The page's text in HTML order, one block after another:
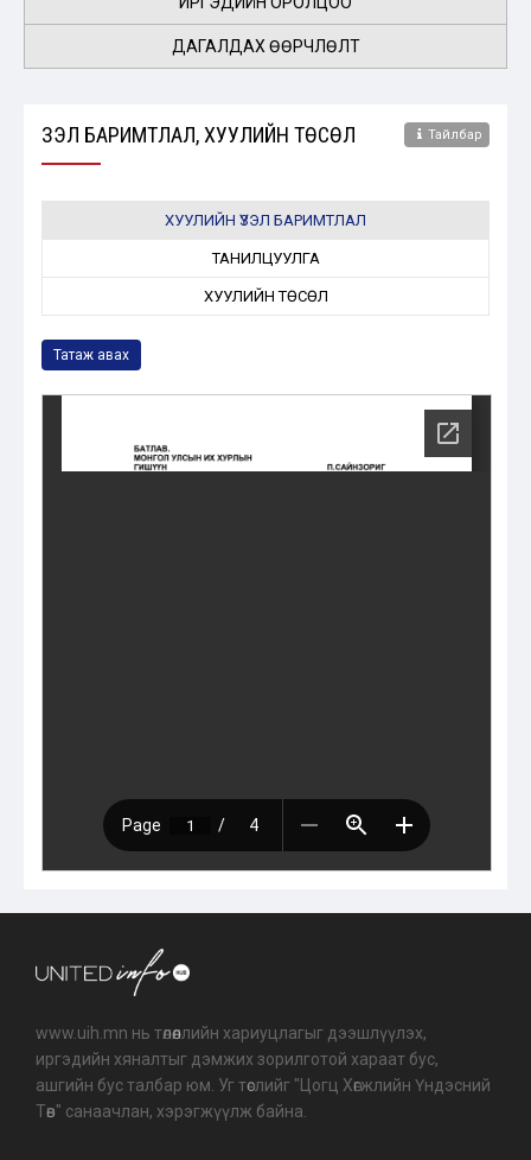
ДАГАЛДАХ ӨӨРЧЛӨЛТ
ҮЗЭЛ БАРИМТЛАЛ, ХУУЛИЙН ТӨСӨЛ Тайлбар
ХУУЛИЙН ҮЗЭЛ БАРИМТЛАЛ
ТАНИЛЦУУЛГА
ХУУЛИЙН ТӨСӨЛ
Татаж авах
www.uih.mn нь төлөөллийн хариуцлагыг дээшлүүлэх,
иргэдийн хяналтыг дэмжих зорилготой хараат бус,
ашгийн бус талбар юм. Уг төслийг "Цогц Хөгжлийн Үндэсний
Төв" санаачлан, хэрэгжүүлж байна.